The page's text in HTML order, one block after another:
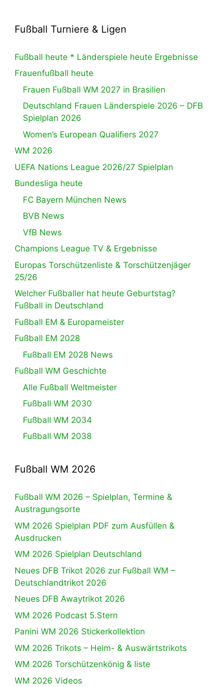
Fußball Turniere & Ligen
Fußball heute * Länderspiele heute Ergebnisse
Frauenfußball heute
Frauen Fußball WM 2027 in Brasilien
Deutschland Frauen Länderspiele 2026 – DFB
Spielplan 2026
Women’s European Qualifiers 2027
WM 2026
UEFA Nations League 2026/27 Spielplan
Bundesliga heute
FC Bayern München News
BVB News
VfB News
Champions League TV & Ergebnisse
Europas Torschützenliste & Torschützenjäger
25/26
Welcher Fußballer hat heute Geburtstag?
Fußball in Deutschland
Fußball EM & Europameister
Fußball EM 2028
Fußball EM 2028 News
Fußball WM Geschichte
Alle Fußball Weltmeister
Fußball WM 2030
Fußball WM 2034
Fußball WM 2038
Fußball WM 2026
Fußball WM 2026 – Spielplan, Termine &
Austragungsorte
WM 2026 Spielplan PDF zum Ausfüllen &
Ausdrucken
WM 2026 Spielplan Deutschland
Neues DFB Trikot 2026 zur Fußball WM –
Deutschlandtrikot 2026
Neues DFB Awaytrikot 2026
WM 2026 Podcast 5.Stern
Panini WM 2026 Stickerkollektion
WM 2026 Trikots – Heim- & Auswärtstrikots
WM 2026 Torschützenkönig & liste
WM 2026 Videos